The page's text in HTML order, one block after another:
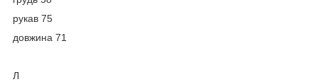
рукав 75
довжина 71
Л